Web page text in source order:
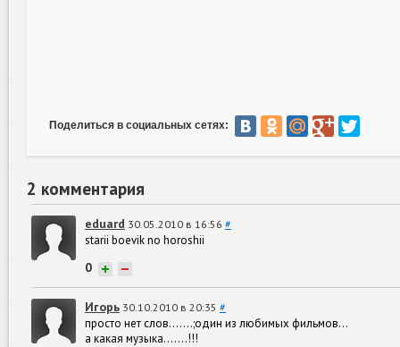
Поделиться в социальных сетях:
2 комментария
eduard 30.05.2010 в 16:56 #
starii boevik no horoshii
0 + −
Игорь 30.10.2010 в 20:35 #
просто нет слов.......;один из любимых фильмов...
а какая музыка.......!!!